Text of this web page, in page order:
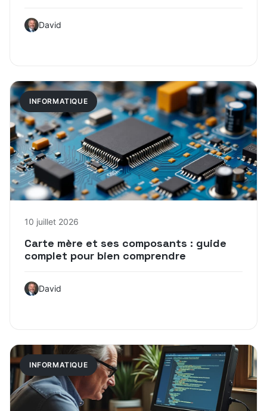
David
INFORMATIQUE
10 juillet 2026
Carte mère et ses composants : guide
complet pour bien comprendre
David
INFORMATIQUE